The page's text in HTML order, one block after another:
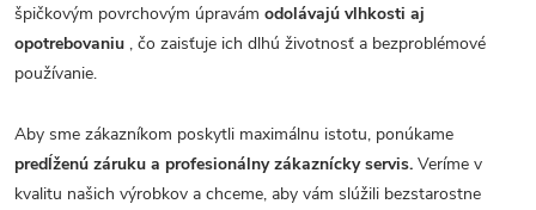
špičkovým povrchovým úpravám odolávajú vlhkosti aj
opotrebovaniu , čo zaisťuje ich dlhú životnosť a bezproblémové
používanie.
Aby sme zákazníkom poskytli maximálnu istotu, ponúkame
predĺženú záruku a profesionálny zákaznícky servis. Veríme v
kvalitu našich výrobkov a chceme, aby vám slúžili bezstarostne